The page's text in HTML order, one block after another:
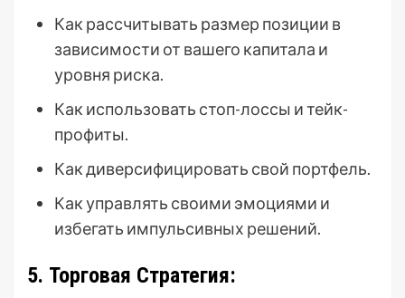
Как рассчитывать размер позиции в
зависимости от вашего капитала и
уровня риска.
Как использовать стоп-лоссы и тейк-
профиты.
Как диверсифицировать свой портфель.
Как управлять своими эмоциями и
избегать импульсивных решений.
5. Торговая Стратегия: